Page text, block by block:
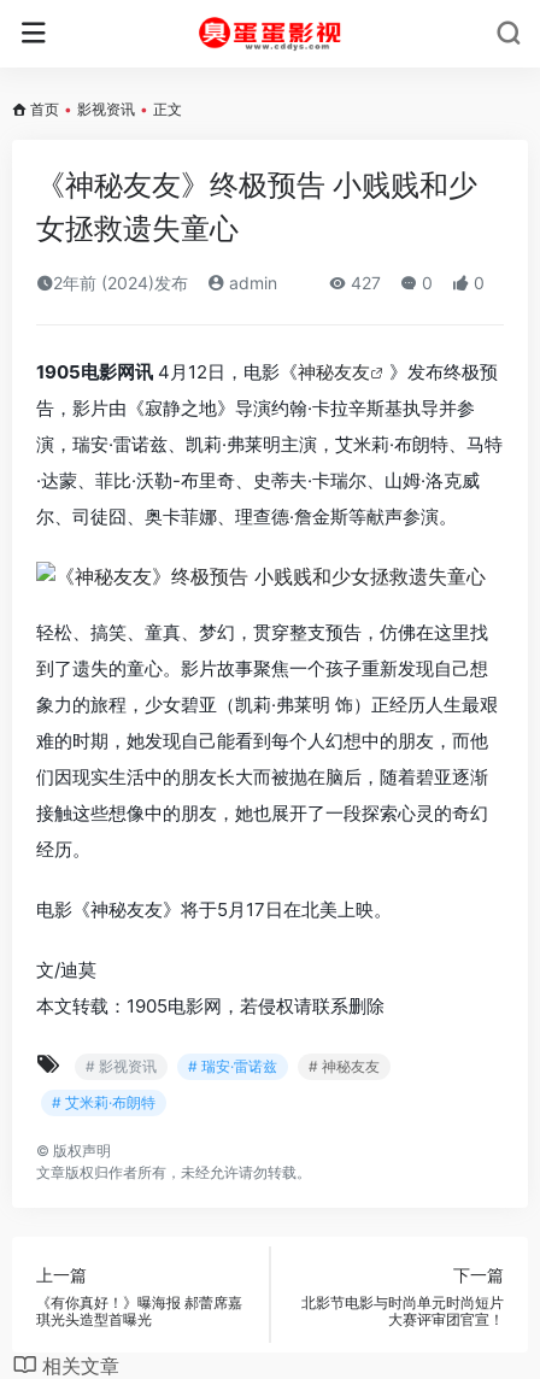
首页 • 影视资讯 • 正文
《神秘友友》终极预告 小贱贱和少
女拯救遗失童心
2年前 (2024)发布 admin 427 0 0
1905电影网讯 4月12日，电影《神秘友友
》发布终极预
告，影片由《寂静之地》导演约翰·卡拉辛斯基执导并参
演，瑞安·雷诺兹、凯莉·弗莱明主演，艾米莉·布朗特、马特
·达蒙、菲比·沃勒-布里奇、史蒂夫·卡瑞尔、山姆·洛克威
尔、司徒囧、奥卡菲娜、理查德·詹金斯等献声参演。
轻松、搞笑、童真、梦幻，贯穿整支预告，仿佛在这里找
到了遗失的童心。影片故事聚焦一个孩子重新发现自己想
象力的旅程，少女碧亚（凯莉·弗莱明 饰）正经历人生最艰
难的时期，她发现自己能看到每个人幻想中的朋友，而他
们因现实生活中的朋友长大而被抛在脑后，随着碧亚逐渐
接触这些想像中的朋友，她也展开了一段探索心灵的奇幻
经历。
电影《神秘友友》将于5月17日在北美上映。
文/迪莫
本文转载：1905电影网，若侵权请联系删除
# 影视资讯 # 瑞安·雷诺兹
# 神秘友友
# 艾米莉·布朗特
© 版权声明
文章版权归作者所有，未经允许请勿转载。
上一篇
《有你真好！》曝海报 郝蕾席嘉
琪光头造型首曝光
下一篇
北影节电影与时尚单元时尚短片
大赛评审团官宣！
相关文章